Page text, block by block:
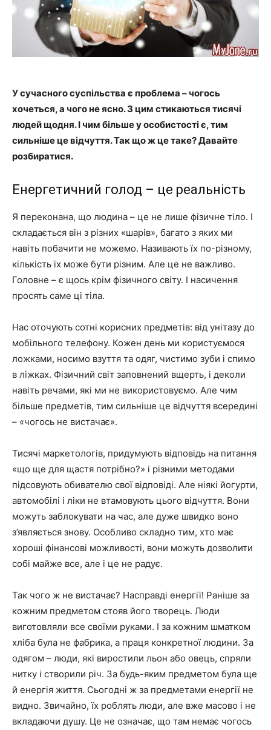
У сучасного суспільства є проблема – чогось
хочеться, а чого не ясно. З цим стикаються тисячі
людей щодня. І чим більше у особистості є, тим
сильніше це відчуття. Так що ж це таке? Давайте
розбиратися.
Енергетичний голод – це реальність
Я переконана, що людина – це не лише фізичне тіло. І
складається він з різних «шарів», багато з яких ми
навіть побачити не можемо. Називають їх по-різному,
кількість їх може бути різним. Але це не важливо.
Головне – є щось крім фізичного світу. І насичення
просять саме ці тіла.
Нас оточують сотні корисних предметів: від унітазу до
мобільного телефону. Кожен день ми користуємося
ложками, носимо взуття та одяг, чистимо зуби і спимо
в ліжках. Фізичний світ заповнений вщерть, і деколи
навіть речами, які ми не використовуємо. Але чим
більше предметів, тим сильніше це відчуття всередині
– «чогось не вистачає».
Тисячі маркетологів, придумують відповідь на питання
«що ще для щастя потрібно?» і різними методами
підсовують обивателю свої відповіді. Але ніякі йогурти,
автомобілі і ліки не втамовують цього відчуття. Вони
можуть заблокувати на час, але дуже швидко воно
з’являється знову. Особливо складно тим, хто має
хороші фінансові можливості, вони можуть дозволити
собі майже все, але і це не радує.
Так чого ж не вистачає? Насправді енергії! Раніше за
кожним предметом стояв його творець. Люди
виготовляли все своїми руками. І за кожним шматком
хліба була не фабрика, а праця конкретної людини. За
одягом – люди, які виростили льон або овець, спряли
нитку і створили річ. За будь-яким предметом була ще
й енергія життя. Сьогодні ж за предметами енергії не
видно. Звичайно, їх роблять люди, але вже масово і не
вкладаючи душу. Це не означає, що там немає чогось